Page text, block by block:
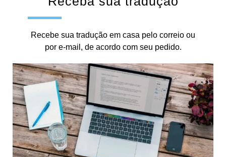
Recebe sua tradução em casa pelo correio ou
por e-mail, de acordo com seu pedido.